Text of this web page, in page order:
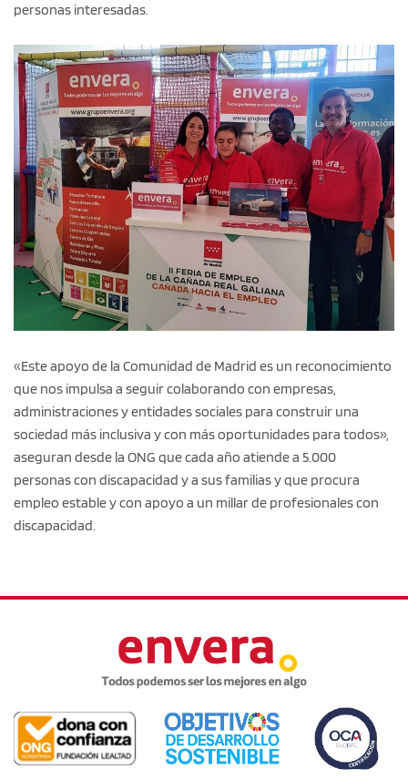
personas interesadas.
«Este apoyo de la Comunidad de Madrid es un reconocimiento
que nos impulsa a seguir colaborando con empresas,
administraciones y entidades sociales para construir una
sociedad más inclusiva y con más oportunidades para todos»,
aseguran desde la ONG que cada año atiende a 5.000
personas con discapacidad y a sus familias y que procura
empleo estable y con apoyo a un millar de profesionales con
discapacidad.